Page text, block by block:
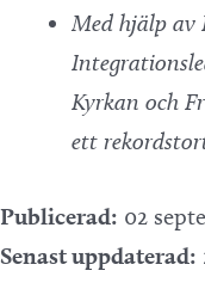
Med hjälp av
Kyrkan och
ett
Publicerad: 02
Senast uppdaterad: